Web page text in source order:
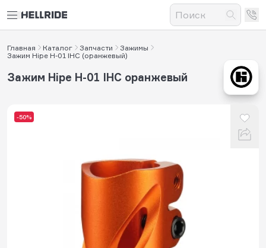
Главная Каталог Запчасти
Зажимы
Зажим Hipe H-01 IHC (оранжевый)
-50%
Зажим Hipe H-01 IHC оранжевый